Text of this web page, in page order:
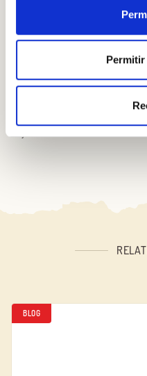
lanches originais que levam
Frios, pimentões, salmão,
hambúrgueres … Há infinitas
BLOG